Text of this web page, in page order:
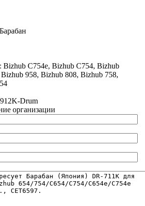
Барабан
C754e, Bizhub C754, Bizhub
958, Bizhub 808, Bizhub 758,
Drum
организации